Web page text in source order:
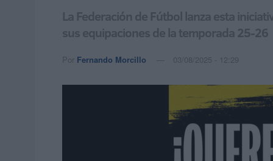
La Federación de Fútbol lanza esta
sus equipaciones de la temporada 25-26
Por Fernando Morcillo 03/08/2025 - 12:29